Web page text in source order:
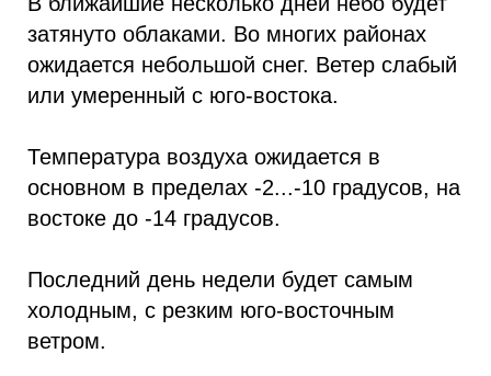
затянуто облаками. Во многих районах
ожидается небольшой снег. Ветер слабый
или умеренный с юго-востока.
Температура воздуха ожидается в
основном в пределах -2...-10 градусов, на
востоке до -14 градусов.
Последний день недели будет самым
холодным, с резким юго-восточным
ветром.